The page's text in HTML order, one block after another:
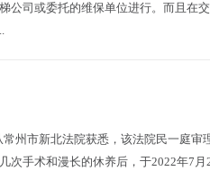
司或委托的维保单位进行。而且在
市新北法院获悉，该法院民一庭审
手术和漫长的休养后，于2022年7月